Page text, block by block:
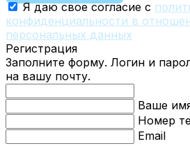
Я даю свое согласие с
конфиденциальности в
персональных данных
Регистрация
Заполните форму. Логин и
на вашу почту.
Ваше
Номер
Email